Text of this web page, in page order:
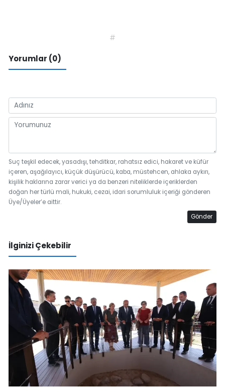
#
Yorumlar (0)
Suç teşkil edecek, yasadışı, tehditkar, rahatsız edici, hakaret ve küfür
içeren, aşağılayıcı, küçük düşürücü, kaba, müstehcen, ahlaka aykırı,
kişilik haklarına zarar verici ya da benzeri niteliklerde içeriklerden
doğan her türlü mali, hukuki, cezai, idari sorumluluk içeriği gönderen
Üye/Üyeler’e aittir.
Gönder
İlginizi Çekebilir